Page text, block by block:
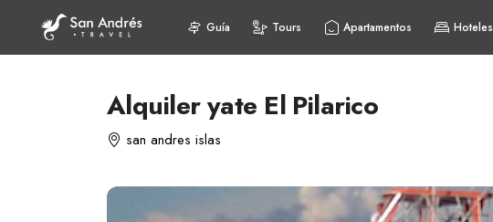
Guía Tours Apartamentos Hoteles
Alquiler yate El Pilarico
san andres islas